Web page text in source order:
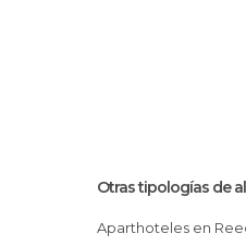
Otras tipologías de
Aparthoteles en